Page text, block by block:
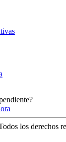
los derechos